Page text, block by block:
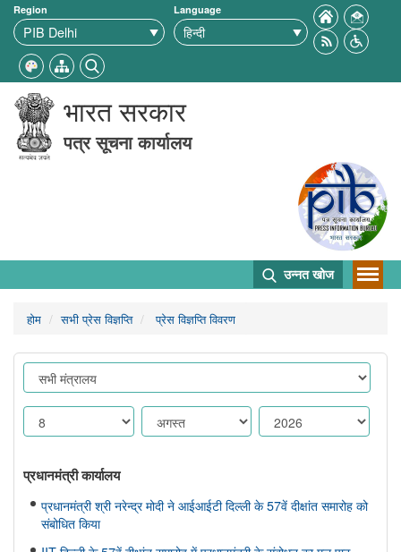
Region Language
भारत सरकार
पत्र सूचना कार्यालय
उन्नत खोज
होम सभी प्रेस विज्ञप्ति प्रेस विज्ञप्ति विवरण
प्रधानमंत्री कार्यालय
प्रधानमंत्री श्री नरेन्द्र मोदी ने आईआईटी दिल्ली के 57वें दीक्षांत समारोह को
संबोधित किया